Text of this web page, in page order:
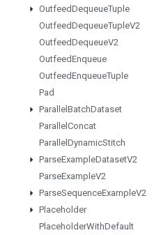
OutfeedDequeueTuple
OutfeedDequeueTupleV2
OutfeedDequeueV2
OutfeedEnqueue
OutfeedEnqueueTuple
Pad
Parallel BatchDataset
Parallel Concat
Parallel DynamicStitch
ParseExampleDatasetV2
ParseExampleV2
ParseSequenceExampleV2
Placeholder
PlaceholderWithDefault